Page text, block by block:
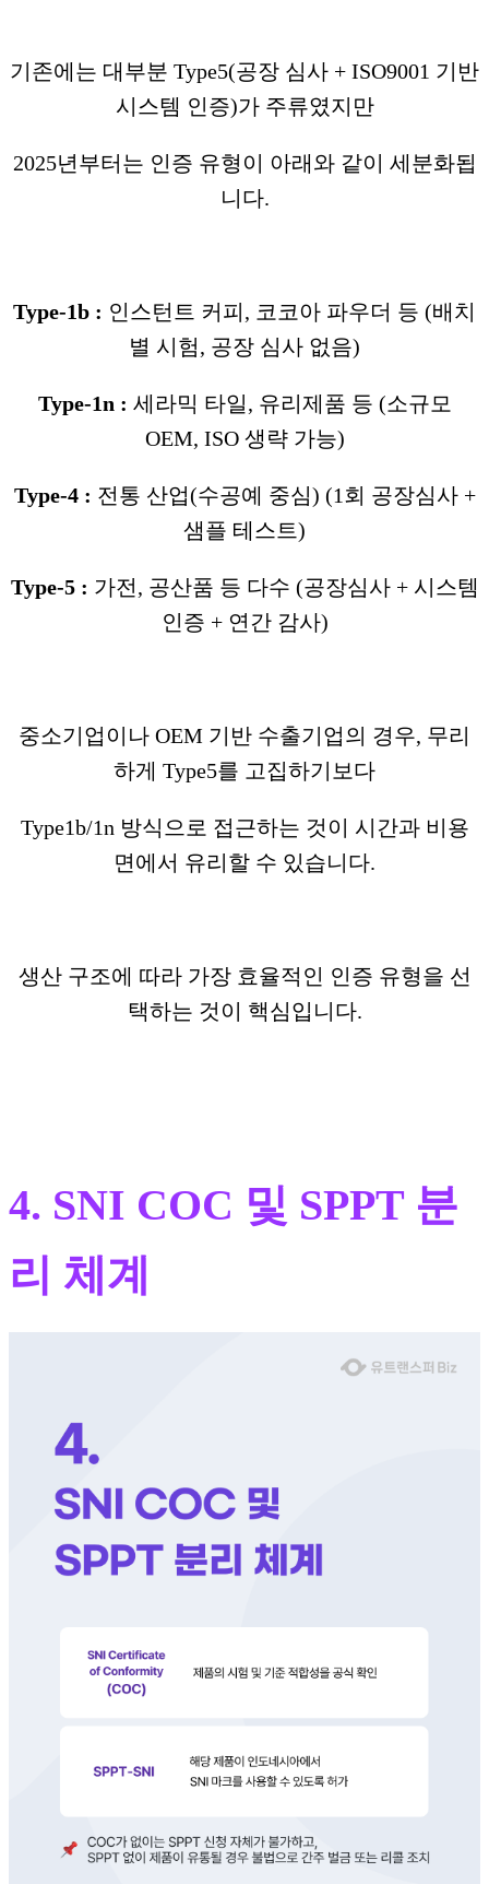
기존에는 대부분 Type5(공장 심사 + ISO9001 기반
시스템 인증)가 주류였지만
2025년부터는 인증 유형이 아래와 같이 세분화됩
니다.
Type-1b : 인스턴트 커피, 코코아 파우더 등 (배치
별 시험, 공장 심사 없음)
Type-1n : 세라믹 타일, 유리제품 등 (소규모
OEM, ISO 생략 가능)
Type-4 : 전통 산업(수공예 중심) (1회 공장심사 +
샘플 테스트)
Type-5 : 가전, 공산품 등 다수 (공장심사 + 시스템
인증 + 연간 감사)
중소기업이나 OEM 기반 수출기업의 경우, 무리
하게 Type5를 고집하기보다
Type1b/1n 방식으로 접근하는 것이 시간과 비용
면에서 유리할 수 있습니다.
생산 구조에 따라 가장 효율적인 인증 유형을 선
택하는 것이 핵심입니다.
4. SNI COC 및 SPPT 분
리 체계